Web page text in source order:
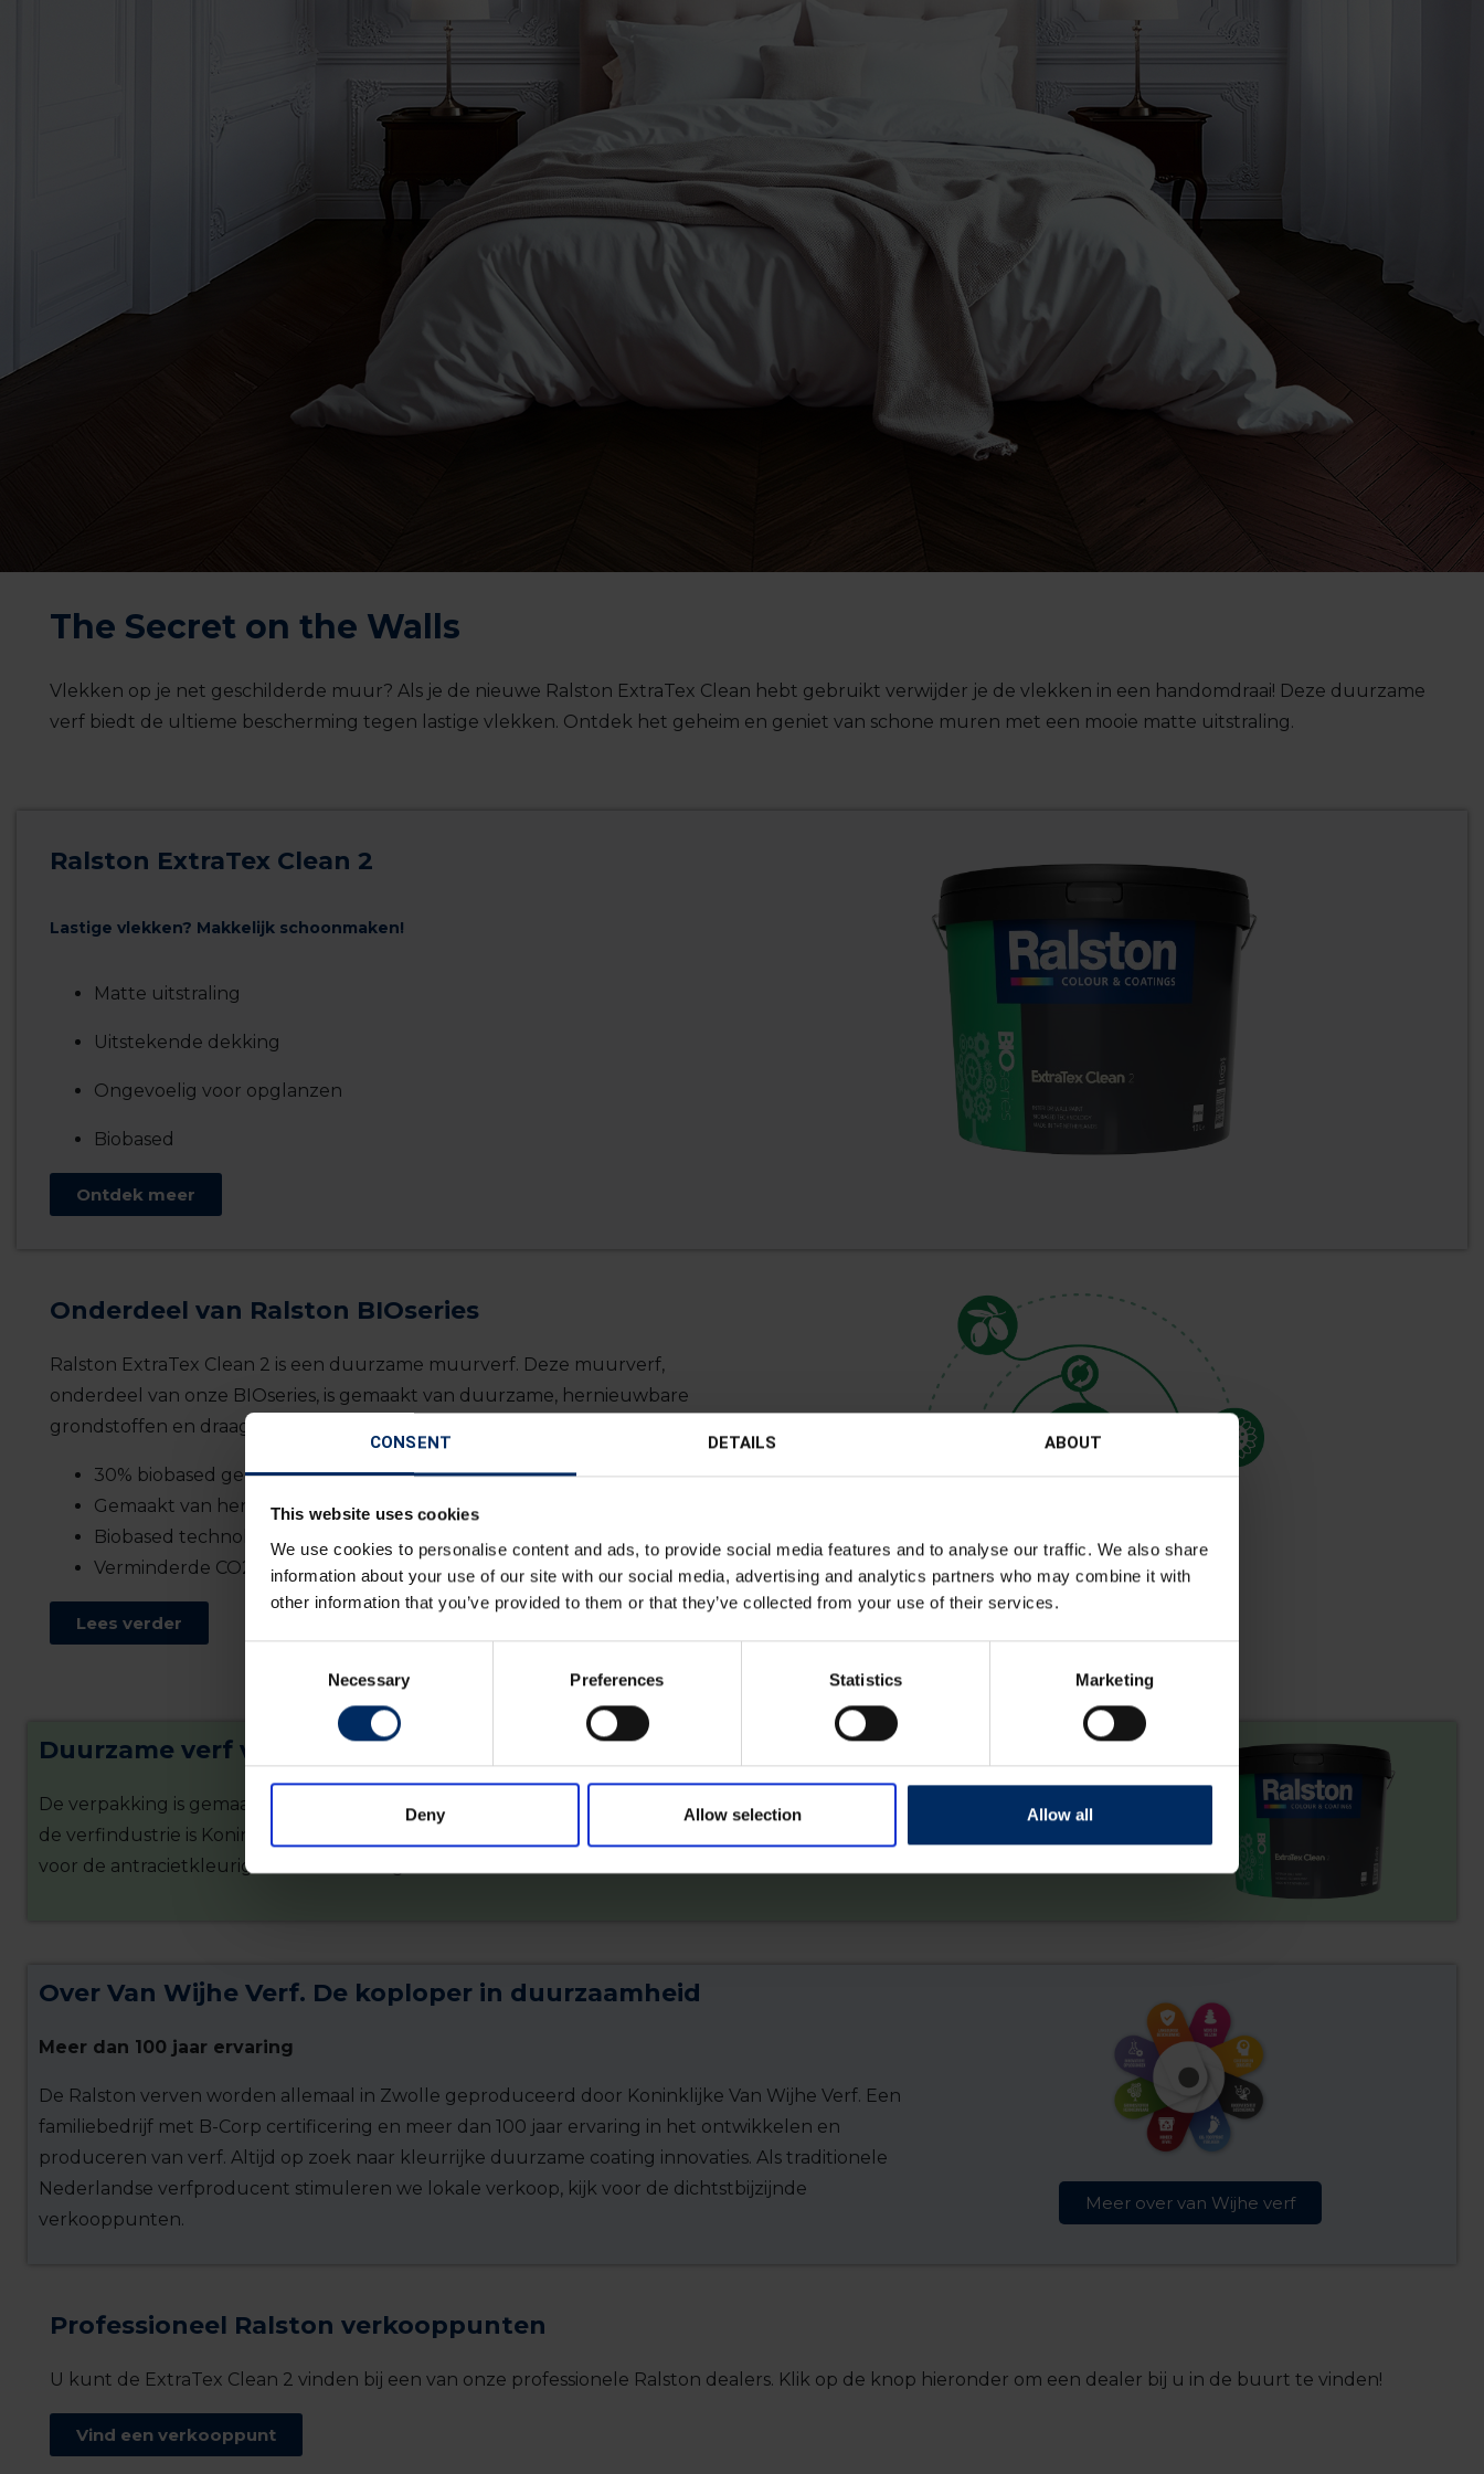
CONSENT DETAILS ABOUT
This website uses cookies
We use cookies to personalise content and ads, to provide social media features and to analyse our traffic. We also share
information about your use of our site with our social media, advertising and analytics partners who may combine it with
other information that you’ve provided to them or that they’ve collected from your use of their services.
Necessary Preferences Statistics Marketing
Deny Allow selection Allow all
The Secret on the Walls
Vlekken op je net geschilderde muur? Als je de nieuwe Ralston ExtraTex Clean hebt gebruikt verwijder je de vlekken in een handomdraai! Deze duurzame
verf biedt de ultieme bescherming tegen lastige vlekken. Ontdek het geheim en geniet van schone muren met een mooie matte uitstraling.
Ralston ExtraTex Clean 2
Lastige vlekken? Makkelijk schoonmaken!
Matte uitstraling
Uitstekende dekking
Ongevoelig voor opglanzen
Biobased
Ontdek meer
Onderdeel van Ralston BIOseries
Ralston ExtraTex Clean 2 is een duurzame muurverf. Deze muurverf,
onderdeel van onze BIOseries, is gemaakt van duurzame, hernieuwbare
grondstoffen en draagt bij aan een gezondere planeet.
30% biobased gehalte
Gemaakt van hernieuwbare grondstoffen
Biobased technology
Verminderde CO2-voetprint
Lees verder
Duurzame verf verdient een duurzame verpakking
De verpakking is gemaakt van 100% plastic uit
. Met andere woorden, post consumer recyclaat. Binnen
de verfindustrie is Koninklijke van Wijhe Verf de eerste die duurzame verpakkingen gebruikt. Wij waren de eersten die kozen
voor de antracietkleurige emmer. Er volgen er nu meer.
Over Van Wijhe Verf. De koploper in duurzaamheid
Meer dan 100 jaar ervaring
De Ralston verven worden allemaal in Zwolle geproduceerd door Koninklijke Van Wijhe Verf. Een
familiebedrijf met B-Corp certificering en meer dan 100 jaar ervaring in het ontwikkelen en
produceren van verf. Altijd op zoek naar kleurrijke duurzame coating innovaties. Als traditionele
Nederlandse verfproducent stimuleren we lokale verkoop, kijk voor de dichtstbijzijnde
verkooppunten.
Meer over van Wijhe verf
Professioneel Ralston verkooppunten
U kunt de ExtraTex Clean 2 vinden bij een van onze professionele Ralston dealers. Klik op de knop hieronder om een dealer bij u in de buurt te vinden!
Vind een verkooppunt